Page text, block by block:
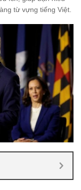
từ vựng tiếng Việt.